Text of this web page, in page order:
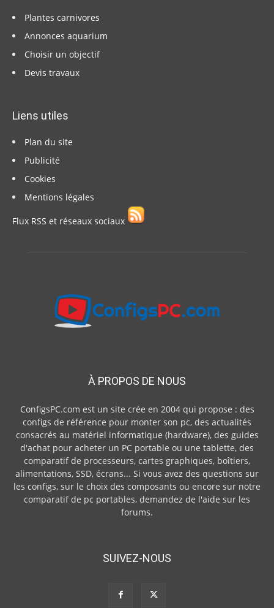
Plantes carnivores
Annonces aquarium
Choisir un objectif
Devis travaux
Liens utiles
Plan du site
Publicité
Cookies
Mentions légales
Flux RSS et réseaux sociaux
À PROPOS DE NOUS
ConfigsPC.com est un site crée en 2004 qui propose : des
configs de référence pour monter son pc, des actualités
consacrés au matériel informatique (hardware), des guides
d'achat pour acheter un PC portable ou une tablette, des
comparatif de processeurs, cartes graphiques, boîtiers,
alimentations, SSD, écrans... Si vous avez des questions sur
les configs, sur le choix des composants ou encore sur notre
comparatif de pc portables, demandez de l'aide sur les
forums.
SUIVEZ-NOUS